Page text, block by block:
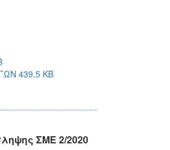
439.5 KB
ΣΜΕ 2/2020